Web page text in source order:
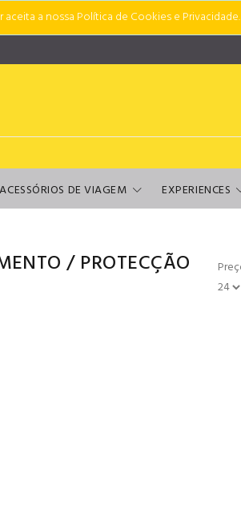
a nossa Política de Cookies e Privacidade.
ACESSÓRIOS DE VIAGEM EXPERIENCES
/ PROTECÇÃO